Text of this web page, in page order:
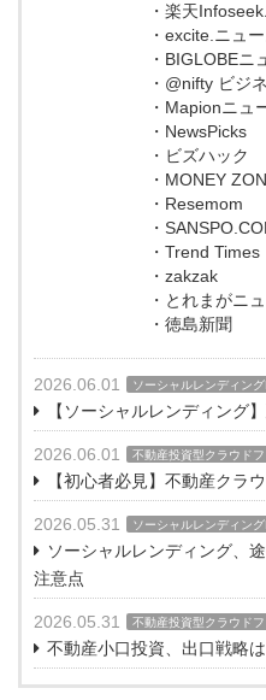
・楽天
・excite.ニュ
・BIGLOBEニ
・@nifty ビジ
・Mapionニュ
・NewsPicks
・ビズハック
・MONEY
・Resemom
・
・Trend Times
・zakzak
・とれまがニ
・徳島新聞
2026.06.01 ソーシャルレンディン
【ソーシャルレンディング
2026.06.01 不動産投資型クラウド
【初心者必見】不動産クラ
2026.05.31 ソーシャルレンディン
ソーシャルレンディング、
注意点
2026.05.31 不動産投資型クラウド
不動産小口投資、出口戦略